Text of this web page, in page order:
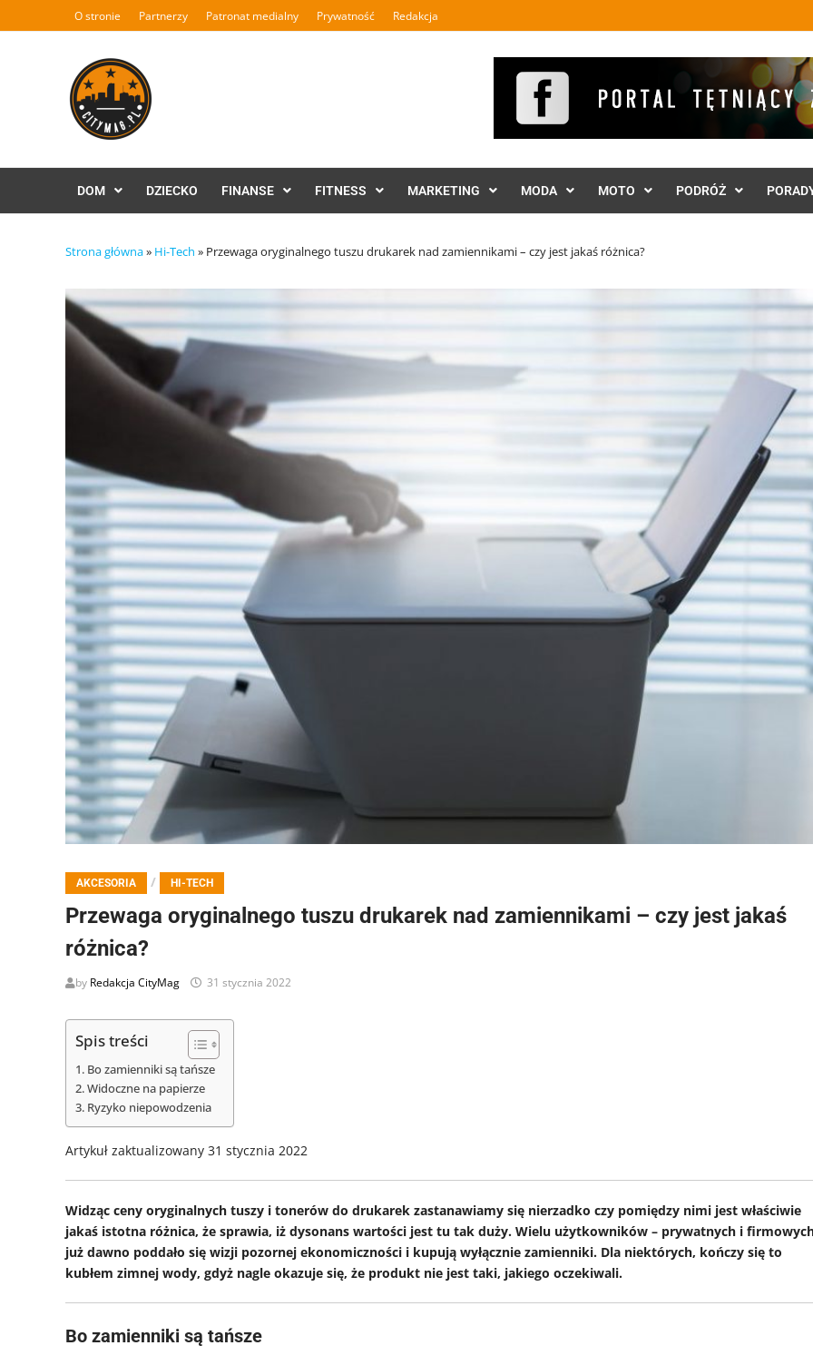
to
O stronie Partnerzy Patronat medialny Prywatność Redakcja
DOM DZIECKO FINANSE FITNESS MARKETING MODA MOTO PODRÓŻ
Strona główna» Hi-Tech » Przewaga oryginalnego tuszu drukarek nad zamiennikami – czy jest jakaś różnica?
AKCESORIA / HI-TECH
Przewaga oryginalnego tuszu drukarek nad zamiennikami – czy jest jakaś
różnica?
by Redakcja CityMag 31 stycznia 2022
Spis treści
Bo zamienniki są tańsze
Widoczne na papierze
Ryzyko niepowodzenia
Artykuł zaktualizowany 31 stycznia 2022
Widząc ceny oryginalnych tuszy i tonerów do drukarek zastanawiamy się nierzadko czy pomiędzy nimi jest właściwie
jakaś istotna różnica, że sprawia, iż dysonans wartości jest tu tak duży. Wielu użytkowników – prywatnych i
już dawno poddało się wizji pozornej ekonomiczności i kupują wyłącznie zamienniki. Dla niektórych, kończy się to
kubłem zimnej wody, gdyż nagle okazuje się, że produkt nie jest taki, jakiego oczekiwali.
Bo zamienniki są tańsze